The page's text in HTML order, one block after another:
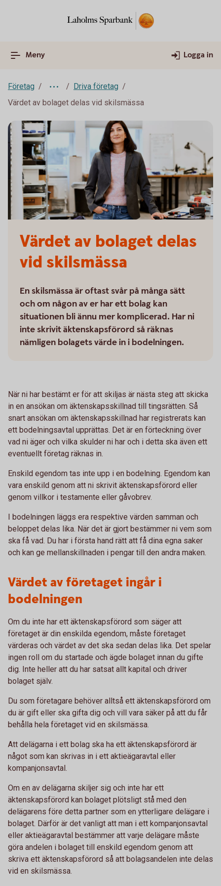
Meny Logga in
Företag
Driva företag
Värdet av bolaget delas vid skilsmässa
Värdet av bolaget delas
vid skilsmässa
En skilsmässa är oftast svår på många sätt
och om någon av er har ett bolag kan
situationen bli ännu mer komplicerad. Har ni
inte skrivit äktenskapsförord så räknas
nämligen bolagets värde in i bodelningen.
När ni har bestämt er för att skiljas är nästa steg att skicka
in en ansökan om äktenskapsskillnad till tingsrätten. Så
snart ansökan om äktenskapsskillnad har registrerats kan
ett bodelningsavtal upprättas. Det är en förteckning över
vad ni äger och vilka skulder ni har och i detta ska även ett
eventuellt företag räknas in.
Enskild egendom tas inte upp i en bodelning. Egendom kan
vara enskild genom att ni skrivit äktenskapsförord eller
genom villkor i testamente eller gåvobrev.
I bodelningen läggs era respektive värden samman och
beloppet delas lika. När det är gjort bestämmer ni vem som
ska få vad. Du har i första hand rätt att få dina egna saker
och kan ge mellanskillnaden i pengar till den andra maken.
Värdet av företaget ingår i
bodelningen
Om du inte har ett äktenskapsförord som säger att
företaget är din enskilda egendom, måste företaget
värderas och värdet av det ska sedan delas lika. Det spelar
ingen roll om du startade och ägde bolaget innan du gifte
dig. Inte heller att du har satsat allt kapital och driver
bolaget själv.
Du som företagare behöver alltså ett äktenskapsförord om
du är gift eller ska gifta dig och vill vara säker på att du får
behålla hela företaget vid en skilsmässa.
Att delägarna i ett bolag ska ha ett äktenskapsförord är
något som kan skrivas in i ett aktieägaravtal eller
kompanjonsavtal.
Om en av delägarna skiljer sig och inte har ett
äktenskapsförord kan bolaget plötsligt stå med den
delägarens före detta partner som en ytterligare delägare i
bolaget. Därför är det vanligt att man i ett kompanjonsavtal
eller aktieägaravtal bestämmer att varje delägare måste
göra andelen i bolaget till enskild egendom genom att
skriva ett äktenskapsförord så att bolagsandelen inte delas
vid en skilsmässa.